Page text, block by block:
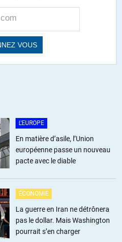
à 13h58
par l’Iran »®
le journaliste (pour ma part c’est
de ce soutien. Quid du blocus
de la chasse saoudienne ? Il
en quoi ? Et finalement s’il
mettre en parallèle celui dont
soutient le Séoud ?
L'EUROPE
En matière d’asile, l’Union
européenne passe un nouveau
pacte avec le diable
ÉCONOMIE
La guerre en Iran ne détrônera
pas le dollar. Mais Washington
pourrait s’en charger